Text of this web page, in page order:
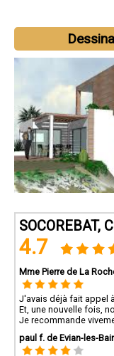
SOCOREBAT,
4.7
Mme Pierre de La
J'avais déjà fait appel
Et, une nouvelle fois,
Je recommande
paul f. de Evian-les-